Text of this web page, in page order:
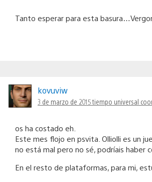
Tanto esperar para esta
kovuviw
3 de marzo de 2015 tiempo universal
os ha costado eh.
Este mes flojo en psvita. Olliolli es un
no está mal pero no sé, podríais haber
En el resto de plataformas, para mi,